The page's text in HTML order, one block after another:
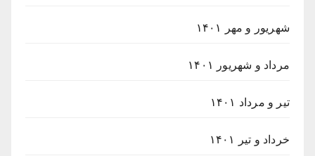
شهریور و مهر ۱۴۰۱
مرداد و شهریور ۱۴۰۱
تیر و مرداد ۱۴۰۱
خرداد و تیر ۱۴۰۱